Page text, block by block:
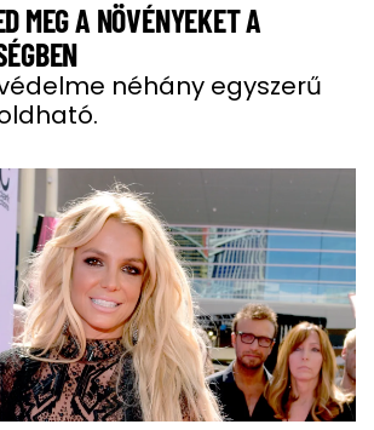
MEG A NÖVÉNYEKET A
néhány egyszerű